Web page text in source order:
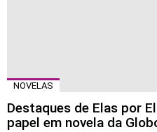
NOVELAS
Destaques de Elas por
papel em novela da